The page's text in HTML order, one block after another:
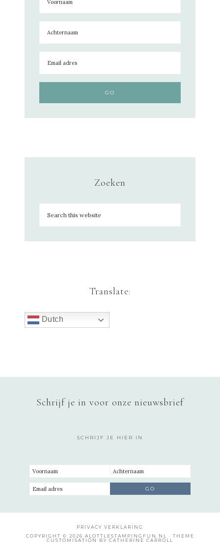
Zoeken
Translate:
Dutch
Schrijf je in voor onze nieuwsbrief
SCHRIJF JE HIER IN
PRIVACY VERKLARING
COPYRIGHT © 2026 ALOTTLESTAMPINGFUN.NL · THEME
CUSTOMISATION BY CATHERINE CARROLL